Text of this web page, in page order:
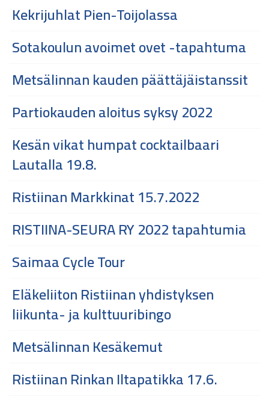
Kekrijuhlat Pien-Toijolassa
Sotakoulun avoimet ovet -tapahtuma
Metsälinnan kauden päättäjäistanssit
Partiokauden aloitus syksy 2022
Kesän vikat humpat cocktailbaari
Lautalla 19.8.
Ristiinan Markkinat 15.7.2022
RISTIINA-SEURA RY 2022 tapahtumia
Saimaa Cycle Tour
Eläkeliiton Ristiinan yhdistyksen
liikunta- ja kulttuuribingo
Metsälinnan Kesäkemut
Ristiinan Rinkan Iltapatikka 17.6.